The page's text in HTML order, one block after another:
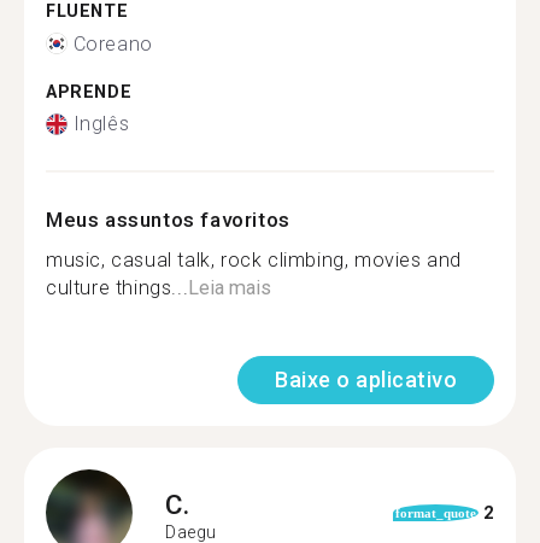
FLUENTE
Coreano
APRENDE
Inglês
Meus assuntos favoritos
music, casual talk, rock climbing, movies and
culture things...Leia mais
Baixe o aplicativo
C.
Daegu
format_quote 2